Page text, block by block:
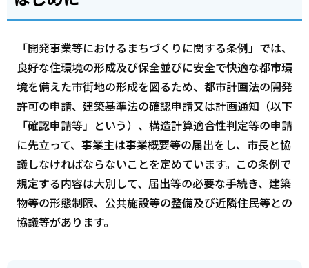
「開発事業等におけるまちづくりに関する条例」では、
良好な住環境の形成及び保全並びに安全で快適な都市環
境を備えた市街地の形成を図るため、都市計画法の開発
許可の申請、建築基準法の確認申請又は計画通知（以下
「確認申請等」という）、構造計算適合性判定等の申請
に先立って、事業主は事業概要等の届出をし、市長と協
議しなければならないことを定めています。この条例で
規定する内容は大別して、届出等の必要な手続き、建築
物等の形態制限、公共施設等の整備及び近隣住民等との
協議等があります。